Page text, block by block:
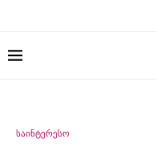
საინტერესო